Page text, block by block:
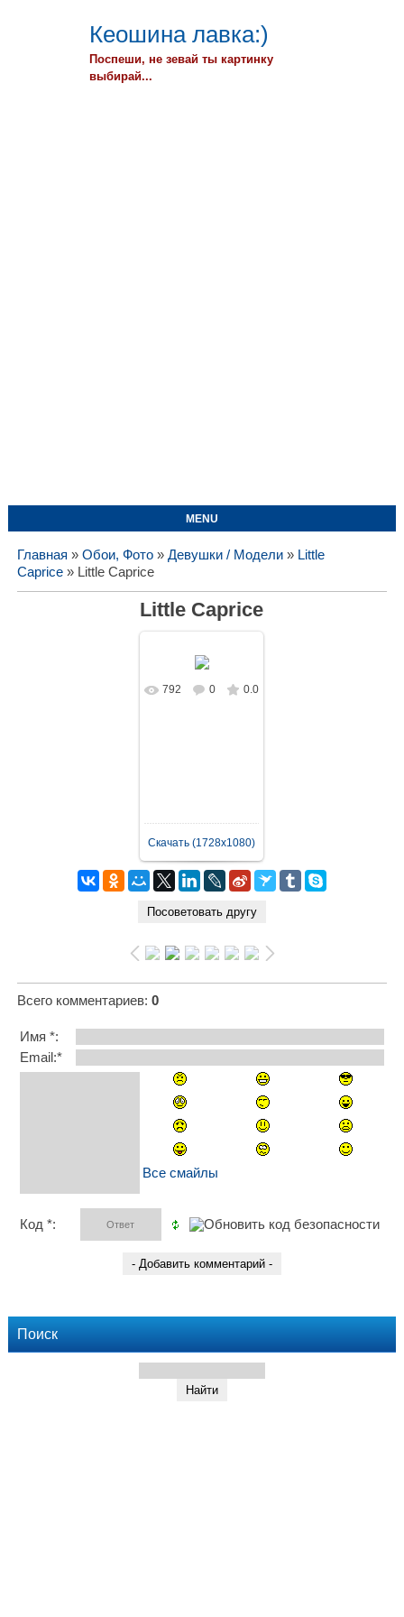
Кеошина лавка:)
Поспеши, не зевай ты картинку
выбирай...
MENU
Главная » Обои, Фото» Девушки / Модели» Little
Caprice» Little Caprice
Little Caprice
В реальном
792 0 0.0
Скачать (1728x1080)
Всего комментариев: 0
Имя *:
Email:*
Все смайлы
Код *:
Поиск